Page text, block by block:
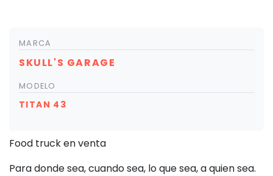
MARCA
SKULL'S GARAGE
MODELO
TITAN 43
Food truck en venta
Para donde sea, cuando sea, lo que sea, a quien sea.